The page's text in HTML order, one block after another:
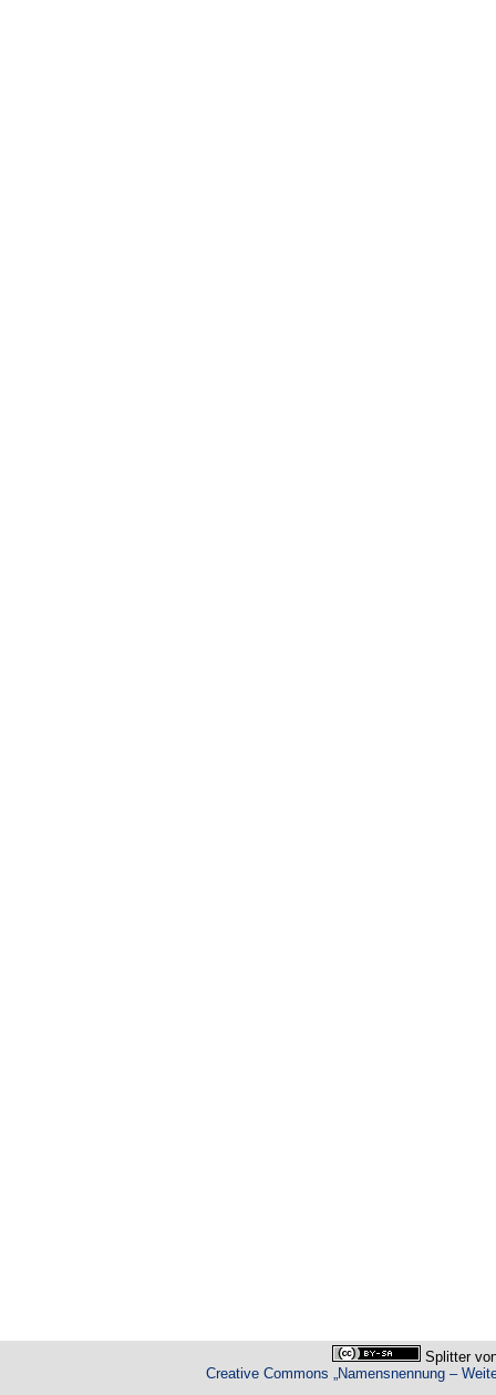
Splitter
Creative Commons „Namensnennung –